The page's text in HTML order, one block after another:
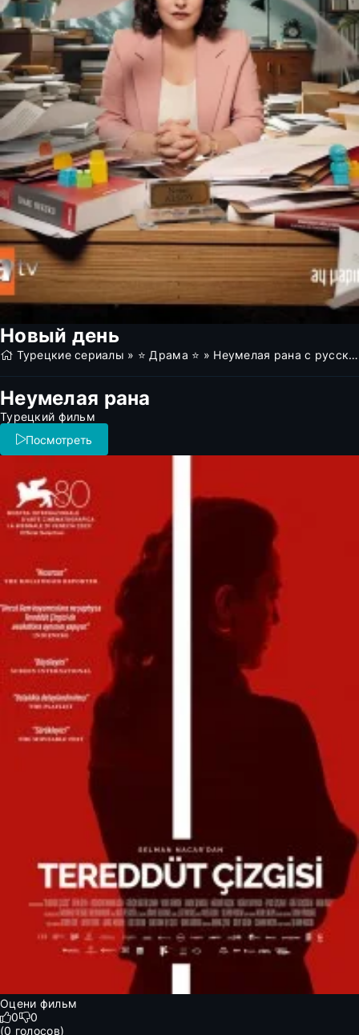
Новый день
Турецкие сериалы » ⭐ Драма ⭐ » Неумелая рана с русским переводом
Неумелая рана
Турецкий фильм
Посмотреть
Оцени фильм
0
0
(0 голосов)